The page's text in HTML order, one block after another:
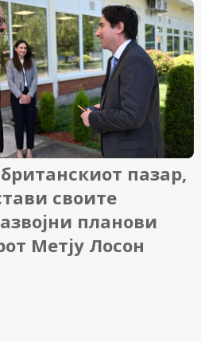
пазар,
своите
планови
Метју Лосон